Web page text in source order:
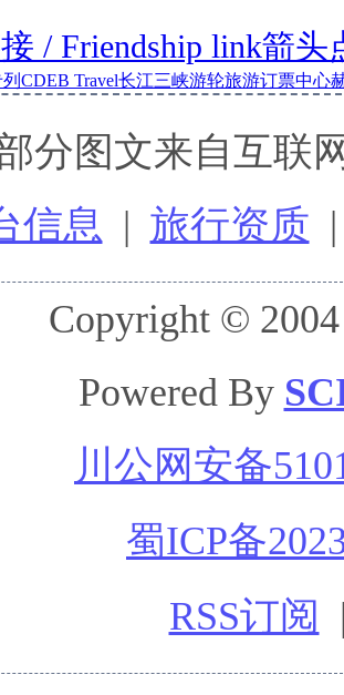
/ Friendship link箭头
CDEB Travel长江三峡游轮旅游订票中心
分图文来自互联
信息 | 旅行资质
Copyright ©
Powered By
川公网安备
蜀ICP备
RSS订阅